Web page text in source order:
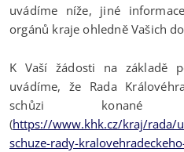
uvádíme níže, jiné
orgánů kraje ohledně Vašich
K Vaší žádosti na základě
uvádíme, že Rada
schůzi konané
(https://www.khk.cz/kraj/rada/
schuze-rady-